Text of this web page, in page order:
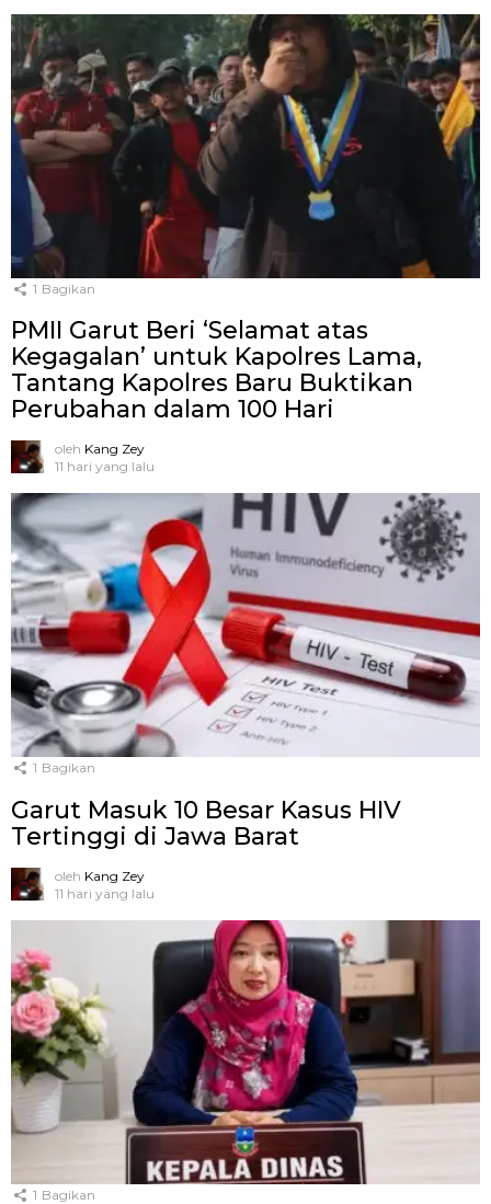
1 Bagikan
PMII Garut Beri ‘Selamat atas
Kegagalan’ untuk Kapolres Lama,
Tantang Kapolres Baru Buktikan
Perubahan dalam 100 Hari
oleh Kang Zey
11 hari yang lalu
1 Bagikan
Garut Masuk 10 Besar Kasus HIV
Tertinggi di Jawa Barat
oleh Kang Zey
11 hari yang lalu
1 Bagikan